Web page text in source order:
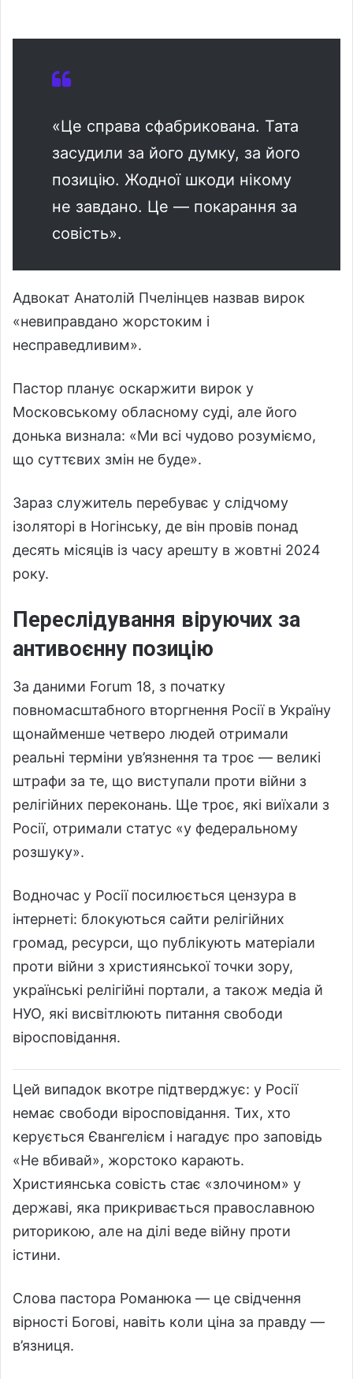
«Це справа сфабрикована. Тата
засудили за його думку, за його
позицію. Жодної шкоди нікому
не завдано. Це — покарання за
совість».
Адвокат Анатолій Пчелінцев назвав вирок
«невиправдано жорстоким і
несправедливим».
Пастор планує оскаржити вирок у
Московському обласному суді, але його
донька визнала: «Ми всі чудово розуміємо,
що суттєвих змін не буде».
Зараз служитель перебуває у слідчому
ізоляторі в Ногінську, де він провів понад
десять місяців із часу арешту в жовтні 2024
року.
Переслідування віруючих за
антивоєнну позицію
За даними Forum 18, з початку
повномасштабного вторгнення Росії в Україну
щонайменше четверо людей отримали
реальні терміни ув’язнення та троє — великі
штрафи за те, що виступали проти війни з
релігійних переконань. Ще троє, які виїхали з
Росії, отримали статус «у федеральному
розшуку».
Водночас у Росії посилюється цензура в
інтернеті: блокуються сайти релігійних
громад, ресурси, що публікують матеріали
проти війни з християнської точки зору,
українські релігійні портали, а також медіа й
НУО, які висвітлюють питання свободи
віросповідання.
Цей випадок вкотре підтверджує: у Росії
немає свободи віросповідання. Тих, хто
керується Євангелієм і нагадує про заповідь
«Не вбивай», жорстоко карають.
Християнська совість стає «злочином» у
державі, яка прикривається православною
риторикою, але на ділі веде війну проти
істини.
Слова пастора Романюка — це свідчення
вірності Богові, навіть коли ціна за правду —
в’язниця.